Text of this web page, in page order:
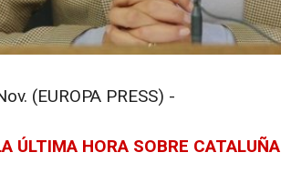
(EUROPA PRESS) -
ÚLTIMA HORA SOBRE CATALUÑA